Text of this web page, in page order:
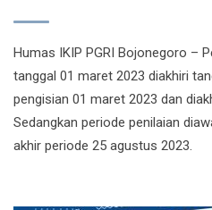
Humas IKIP PGRI Bojonegoro –
tanggal 01 maret 2023 diakhiri
pengisian 01 maret 2023 dan
Sedangkan periode penilaian
akhir periode 25 agustus 2023.